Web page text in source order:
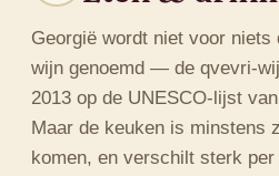
Georgië wordt niet voor niets
wijn genoemd — de qvevri-
2013 op de UNESCO-lijst
Maar de keuken is minstens
komen, en verschilt sterk per